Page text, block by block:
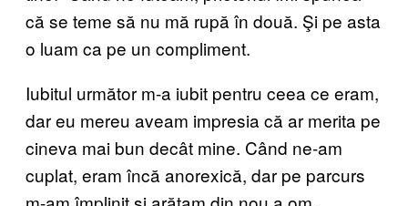
că se teme să nu mă rupă în două. Şi pe asta
o luam ca pe un compliment.
Iubitul următor m-a iubit pentru ceea ce eram,
dar eu mereu aveam impresia că ar merita pe
cineva mai bun decât mine. Când ne-am
cuplat, eram încă anorexică, dar pe parcurs